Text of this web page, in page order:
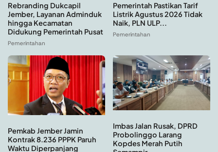
Rebranding Dukcapil
Jember, Layanan Adminduk
hingga Kecamatan
Didukung Pemerintah Pusat
Pemerintahan
Pemerintah Pastikan Tarif
Listrik Agustus 2026 Tidak
Naik, PLN ULP...
Pemerintahan
Pemkab Jember Jamin
Kontrak 8.236 PPPK Paruh
Waktu Diperpanjang
Imbas Jalan Rusak, DPRD
Probolinggo Larang
Kopdes Merah Putih